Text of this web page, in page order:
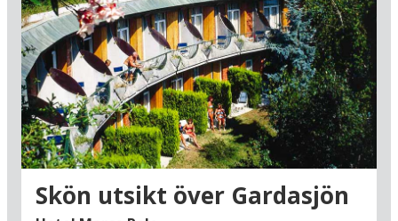
rekommenderas att ta en sightseeingbåt från
hamnen i Peschiera del Garda (27 km) och bege
sig ut på vattnet. Trevlig sommarsemester i
Italien!
Skön utsikt över Gardasjön